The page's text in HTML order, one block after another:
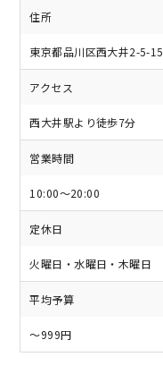
住所
東京都品川区西大井2-5-15
アクセス
西大井駅より徒歩7分
営業時間
10:00～20:00
定休日
火曜日・水曜日・木曜日
平均予算
～999円